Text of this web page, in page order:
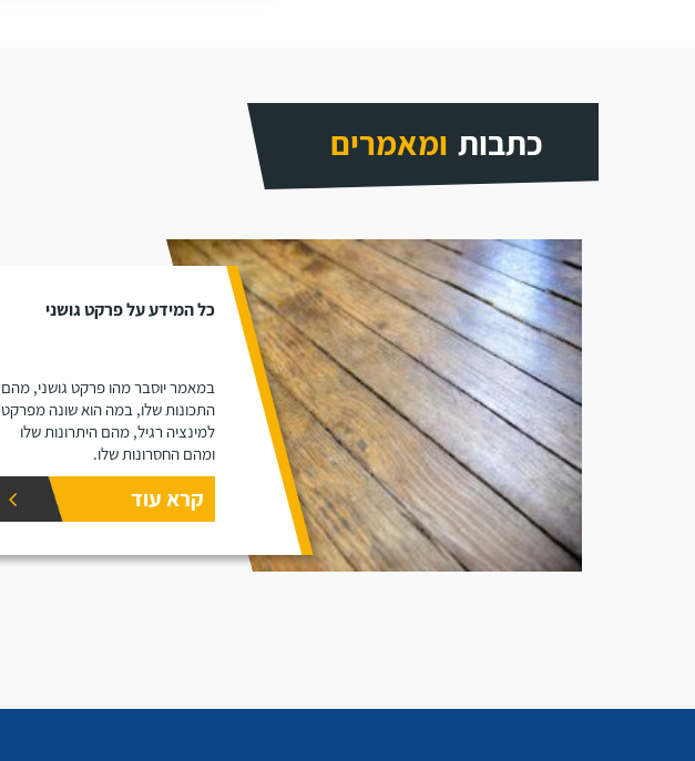
כתבות ומאמרים
כל המידע על פרקט גושני
במאמר יוסבר מהו פרקט גושני, מהם
התכונות שלו, במה הוא שונה מפרקט
למינציה רגיל, מהם היתרונות שלו
ומהם החסרונות שלו.
קרא עוד